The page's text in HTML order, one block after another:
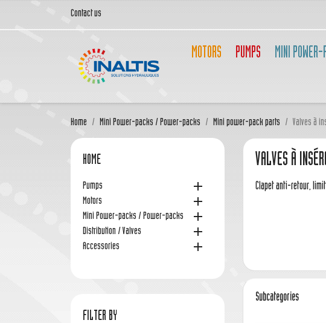
Contact us
MOTORS PUMPS MINI
Home Mini Power-packs / Power-packs Mini power-pack parts Valves à
HOME
Pumps 
Motors 
Mini Power-packs / Power-packs 
Distribution / Valves 
Accessories 
FILTER BY
VALVES À
Clapet anti-retour,
Subcategories